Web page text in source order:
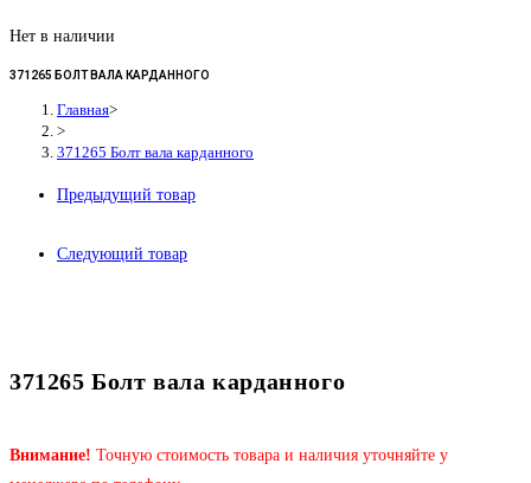
Нет в наличии
371265 БОЛТ ВАЛА КАРДАННОГО
Главная>
>
371265 Болт вала карданного
Предыдущий товар
Следующий товар
371265 Болт вала карданного
Внимание! Точную стоимость товара и наличия уточняйте у